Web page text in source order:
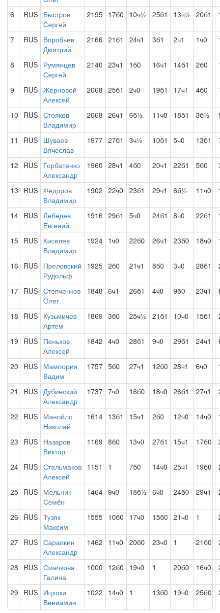
6 RUS Быстров
Сергей
2195 17б0 10ч½ 25б1 13ч½ 20б1
7 RUS Воробьев
Дмитрий
2166 21б1 24ч1 3б1 2ч1 1ч0
8 RUS Румянцев
Сергей
2140 23ч1 1б0 16ч1 14б1 2б0
9 RUS Жерновой
Алексей
2068 25б1 2ч0 19б1 17ч1 4б0
10 RUS Стояков
Владимир
2068 26ч1 6б½ 11ч0 18б1 3б½
11 RUS Шуваев
Вячеслав
1977 27б1 3ч½ 10б1 5ч0 13б1
12 RUS Горбатенко
Александр
1960 28ч1 4б0 20ч1 22б1 5б0
13 RUS Федоров
Владимир
1902 22ч0 23б1 29ч1 6б½ 11ч0
14 RUS Лебедев
Евгений
1916 29б1 5ч0 24б1 8ч0 22б1
15 RUS Киселев
Владимир
1924 1ч0 22б0 26ч1 23б0 18ч0
16 RUS Преловский
Рудольф
1925 2б0 21ч1 8б0 3ч0 28б1
17 RUS Степченков
Олег
1848 6ч1 26б1 4ч0 9б0 23ч1
18 RUS Кузьмичев
Артем
1869 3б0 25ч½ 21б1 10ч0 15б1
19 RUS Пеньков
Алексей
1842 4ч0 28б1 9ч0 29б1 24ч1
20 RUS Мампория
Вадим
1757 5б0 27ч1 12б0 28ч1 6ч0
21 RUS Дубинский
Александр
1737 7ч0 16б0 18ч0 26б1 27ч1
22 RUS Манойло
Николай
1614 13б1 15ч1 2б0 12ч0 14ч0
23 RUS Назаров
Виктор
1169 8б0 13ч0 27б1 15ч1 17б0
24 RUS Стальмаков
Алексей
1151 1 7б0 14ч0 25ч1 19б0
25 RUS Мельник
Семён
1464 9ч0 18б½ 6ч0 24б0 29ч1
26 RUS Тузяк
Максим
1555 10б0 17ч0 15б0 21ч0 1
27 RUS Сарапкин
Александр
1462 11ч0 20б0 23ч0 1 21б0
28 RUS Смачкова
Галина
1000 12б0 19ч0 1 20б0 16ч0
29 RUS Ицхоки
Вениамин
1022 14ч0 1 13б0 19ч0 25б0